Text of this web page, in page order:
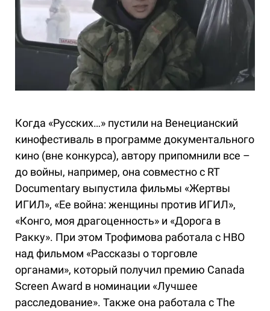
Когда «Русских…» пустили на Венецианский
кинофестиваль в программе документального
кино (вне конкурса), автору припомнили все –
до войны, например, она совместно с RT
Documentary выпустила фильмы «Жертвы
ИГИЛ», «Ее война: женщины против ИГИЛ»,
«Конго, моя драгоценность» и «Дорога в
Ракку». При этом Трофимова работала с HBO
над фильмом «Рассказы о торговле
органами», который получил премию Canada
Screen Award в номинации «Лучшее
расследование». Также она работала с The